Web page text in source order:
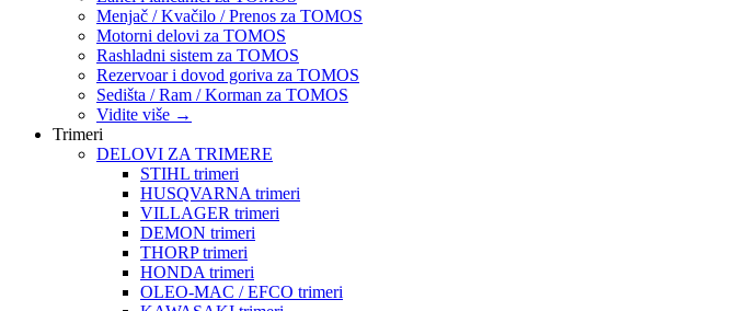
Menjač / Kvačilo / Prenos za TOMOS
Motorni delovi za TOMOS
Rashladni sistem za TOMOS
Rezervoar i dovod goriva za TOMOS
Sedišta / Ram / Korman za TOMOS
Vidite više →
Trimeri
DELOVI ZA TRIMERE
STIHL trimeri
HUSQVARNA trimeri
VILLAGER trimeri
DEMON trimeri
THORP trimeri
HONDA trimeri
OLEO-MAC / EFCO trimeri